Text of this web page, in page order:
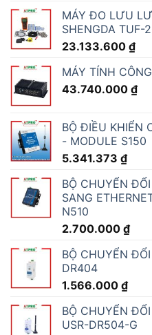
MÁY ĐO LƯU
SHENGDA TUF-
23.133.600 ₫
MÁY TÍNH
43.740.000 ₫
BỘ ĐIỀU KHIỂN
- MODULE S150
5.341.373 ₫
BỘ CHUYỂN
SANG
N510
2.700.000 ₫
BỘ CHUYỂN
DR404
1.566.000 ₫
BỘ CHUYỂN
USR-DR504-G